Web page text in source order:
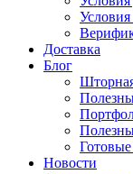
Условия
Доставка
Блог
Новости